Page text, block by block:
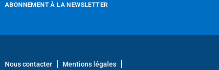
ABONNEMENT À LA NEWSLETTER
Nous contacter
Mentions légales